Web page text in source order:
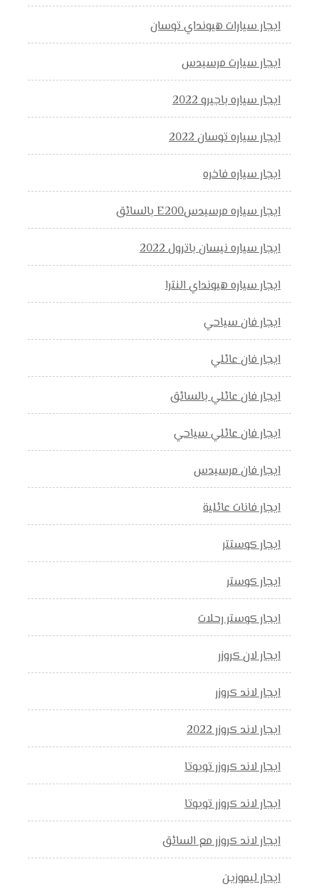
ايجار سيارات هيونداي توسان
ايجار سيارت مرسيدس
ايجار سياره باجيرو 2022
ايجار سياره توسان 2022
ايجار سياره فاخره
ايجار سياره مرسيدسE200 بالسائق
ايجار سياره نيسان باترول 2022
ايجار سياره هيونداي النترا
ايجار فان سياحي
ايجار فان عائلي
ايجار فان عائلي بالسائق
ايجار فان عائلي سياحي
ايجار فان مرسيدس
ايجار فانات عائلية
ايجار كوستتر
ايجار كوستر
ايجار كوستر رحلات
ايجار لان كروزر
ايجار لاند كروزر
ايجار لاند كروزر 2022
ايجار لاند كروزر تويوتا
ايجار لاند كروزر تويوتا
ايجار لاند كروزر مع السائق
ايجار ليموزين